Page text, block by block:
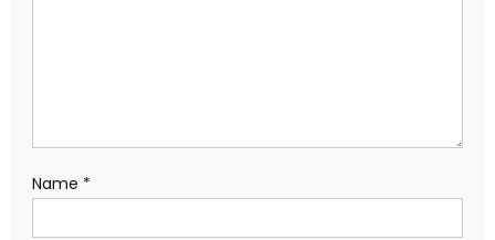
Name *